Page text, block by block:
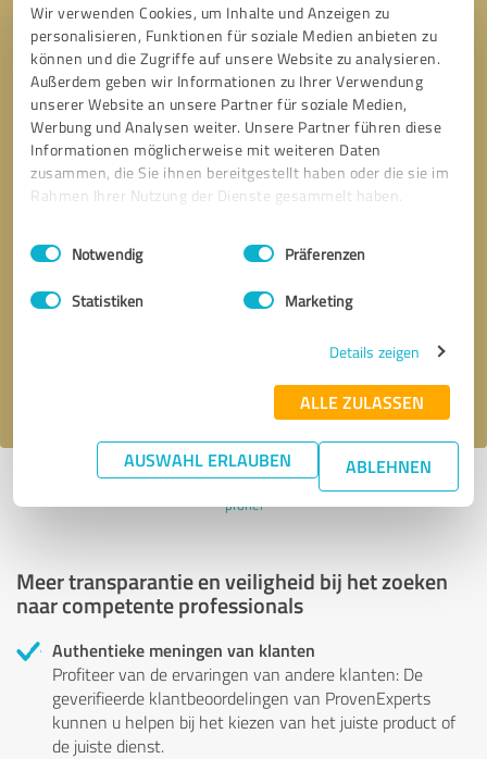
Wir verwenden Cookies, um Inhalte und Anzeigen zu
personalisieren, Funktionen für soziale Medien anbieten zu
können und die Zugriffe auf unsere Website zu analysieren.
Außerdem geben wir Informationen zu Ihrer Verwendung
unserer Website an unsere Partner für soziale Medien,
Werbung und Analysen weiter. Unsere Partner führen diese
Informationen möglicherweise mit weiteren Daten
zusammen, die Sie ihnen bereitgestellt haben oder die sie im
Rahmen Ihrer Nutzung der Dienste gesammelt haben.
Impressum Datenschutzbestimmungen
Einwilligungsauswahl
Notwendig Präferenzen
Statistiken Marketing
Details zeigen
ALLE ZULASSEN
AUSWAHL ERLAUBEN ABLEHNEN
Profiel actief sinds 26.02.2025 |Laatst bijgewerkt: 17.07.2026
Verslag
profiel
Meer transparantie en veiligheid bij het zoeken
naar competente professionals
Authentieke meningen van klanten
Profiteer van de ervaringen van andere klanten: De
geverifieerde klantbeoordelingen van ProvenExperts
kunnen u helpen bij het kiezen van het juiste product of
de juiste dienst.